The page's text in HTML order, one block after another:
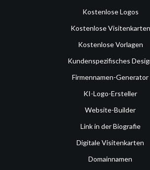
Kostenlose Logos
Kostenlose Visitenkarten
Kostenlose Vorlagen
Kundenspezifisches
Firmennamen-Generator
KI-Logo-Ersteller
Website-Builder
Link in der Biografie
Digitale Visitenkarten
Domainnamen